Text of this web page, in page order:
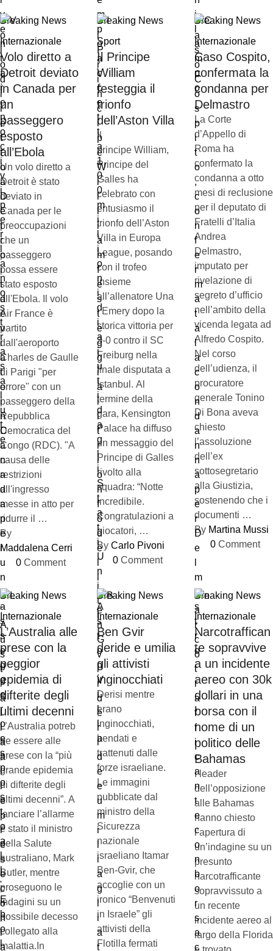
Breaking News
Internazionale
Volo diretto a
Detroit deviato
in Canada per
un
passeggero
esposto
all’Ebola
Un volo diretto a
Detroit è stato
deviato in
Canada per le
preoccupazioni
che un
passeggero
possa essere
stato esposto
all'Ebola. Il volo
Air France è
partito
dall'aeroporto
Charles de Gaulle
di Parigi "per
errore" con un
passeggero della
Repubblica
Democratica del
Congo (RDC). "A
causa delle
restrizioni
all'ingresso
messe in atto per
ridurre il …
By
Maddalena Cerri
0 Comment
Breaking News
Sport
Il Principe
William
festeggia il
trionfo
dell’Aston Villa
Il
principe William,
Principe del
Galles ha
celebrato con
entusiasmo il
trionfo dell’Aston
Villa in Europa
League, posando
con il trofeo
insieme
all’allenatore Una
i Emery dopo la
storica vittoria per
3-0 contro il SC
Freiburg nella
finale disputata a
Istanbul. Al
termine della
gara, Kensington
Palace ha diffuso
un messaggio del
Principe di Galles
rivolto alla
squadra: “Notte
incredibile.
Congratulazioni a
giocatori, …
By Carlo Pivoni
0 Comment
Breaking News
Internazionale
Caso Cospito,
confermata la
condanna per
Delmastro
La Corte
d’Appello di
Roma ha
confermato la
condanna a otto
mesi di reclusione
per il deputato di
Fratelli d’Italia
Andrea
Delmastro,
imputato per
rivelazione di
segreto d’ufficio
nell’ambito della
vicenda legata ad
Alfredo Cospito.
Nel corso
dell’udienza, il
procuratore
generale Tonino
Di Bona aveva
chiesto
l’assoluzione
dell’ex
sottosegretario
alla Giustizia,
sostenendo che i
documenti …
By Martina Mussi
0 Comment
Breaking News
Internazionale
L’Australia alle
prese con la
peggior
epidemia di
difterite degli
ultimi decenni
L’Australia potreb
be essere alle
prese con la “più
grande epidemia
di difterite degli
ultimi decenni”. A
lanciare l’allarme
è stato il ministro
della Salute
australiano, Mark
Butler, mentre
proseguono le
indagini su un
possibile decesso
collegato alla
malattia.In
Breaking News
Internazionale
Ben Gvir
deride e umilia
gli attivisti
inginocchiati
Derisi mentre
erano
inginocchiati,
bendati e
trattenuti dalle
forze israeliane.
Le immagini
pubblicate dal
ministro della
Sicurezza
nazionale
israeliano Itamar
Ben-Gvir, che
accoglie con un
ironico “Benvenuti
in Israele” gli
attivisti della
Flotilla fermati
Breaking News
Internazionale
Narcotraffican
te sopravvive
a un incidente
aereo con 30k
dollari in una
borsa con il
nome di un
politico delle
Bahamas
I leader
dell’opposizione
alle Bahamas
hanno chiesto
l’apertura di
un’indagine su un
presunto
narcotrafficante
sopravvissuto a
un recente
incidente aereo al
largo della Florida